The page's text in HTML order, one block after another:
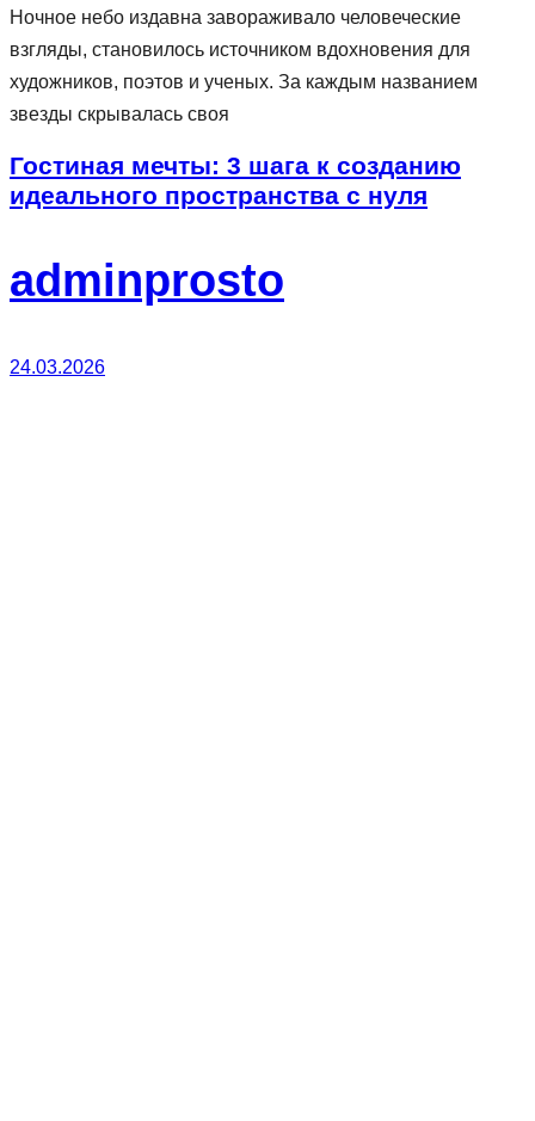
Ночное небо издавна завораживало человеческие
взгляды, становилось источником вдохновения для
художников, поэтов и ученых. За каждым названием
звезды скрывалась своя
Гостиная мечты: 3 шага к созданию
идеального пространства с нуля
adminprosto
24.03.2026